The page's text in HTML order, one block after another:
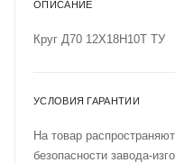
ОПИСАНИЕ
Круг Д70 12Х18Н10Т ТУ
УСЛОВИЯ ГАРАНТИИ
На товар
безопасности завода-